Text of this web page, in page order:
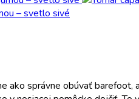
– svetlo sivé
ako správne obúvať barefoot,